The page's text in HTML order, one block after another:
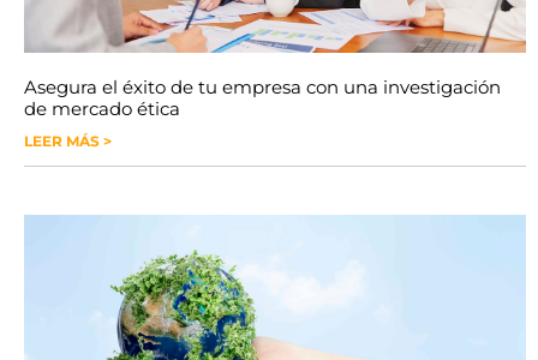
Asegura el éxito de tu empresa con una investigación
de mercado ética
LEER MÁS >